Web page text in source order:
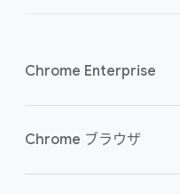
Chrome Enterprise
セキュリティ
Chrome ブラウザ